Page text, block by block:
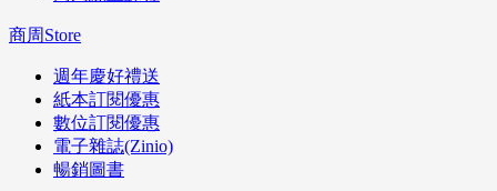
商周Store
週年慶好禮送
紙本訂閱優惠
數位訂閱優惠
電子雜誌(Zinio)
暢銷圖書